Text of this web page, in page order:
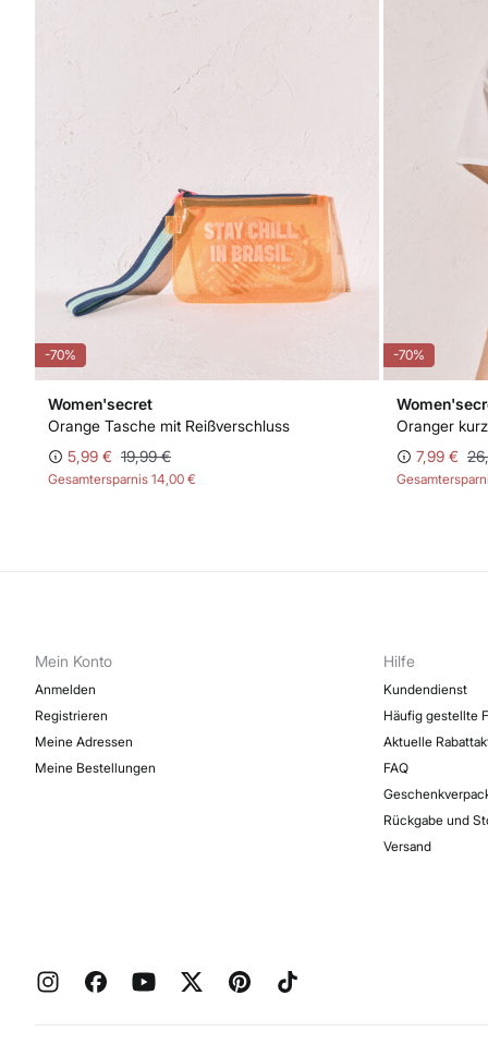
-70%
Women'secret
Orange Tasche mit Reißverschluss
5,99 € 19,99 €
Gesamtersparnis 14,00 €
-70%
Oranger
7,99 €
Mein Konto
Anmelden
Registrieren
Meine Adressen
Meine Bestellungen
Hilfe
Kundendienst
Häufig gestellte
Aktuelle
FAQ
Rückgabe und
Versand